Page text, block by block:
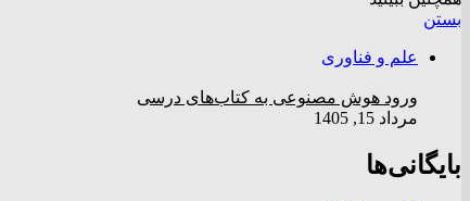
بستن
علم و فناوری
ورود هوش مصنوعی به کتاب‌های درسی
مرداد 15, 1405
بایگانی‌ها